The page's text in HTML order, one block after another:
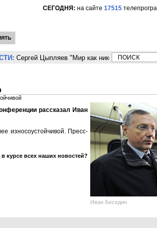
СЕГОДНЯ: на сайте 17515
Сергей Цыпляев "Мир как никогда близко
Иван Беседин
рассказал Иван
износоустойчивой. Пресс-
в курсе всех наших новостей?